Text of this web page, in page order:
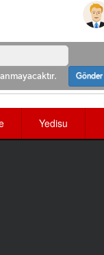
Gönder
Yedisu